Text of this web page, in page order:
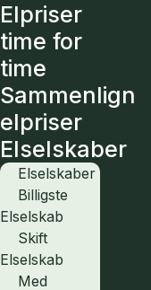
Elpriser
time for
time
Sammenlign
elpriser
Elselskaber
Elselskaber
Billigste
Elselskab
Skift
Elselskab
Med